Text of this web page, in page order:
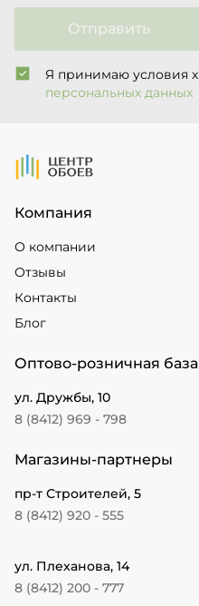
Отправить
Я принимаю условия
персональных данных
На Главную
Компания
О компании
Отзывы
Контакты
Блог
Оптово-розничная база
ул. Дружбы, 10
8 (8412) 969 - 798
Магазины-партнеры
пр-т Строителей, 5
8 (8412) 920 - 555
ул. Плеханова, 14
8 (8412) 200 - 777